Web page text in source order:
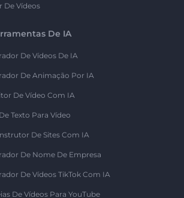
De Vídeos
De IA
De Vídeos De IA
De Animação Por IA
De Vídeo Com IA
Texto Para Vídeo
De Sites Com IA
De Nome De Empresa
De Vídeos TikTok Com IA
De Vídeos Para YouTube